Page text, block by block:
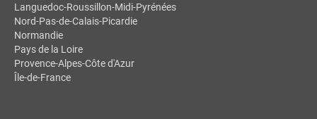
Languedoc-Roussillon-Midi-Pyrénées
Nord-Pas-de-Calais-Picardie
Normandie
Pays de la Loire
Provence-Alpes-Côte d'Azur
Île-de-France